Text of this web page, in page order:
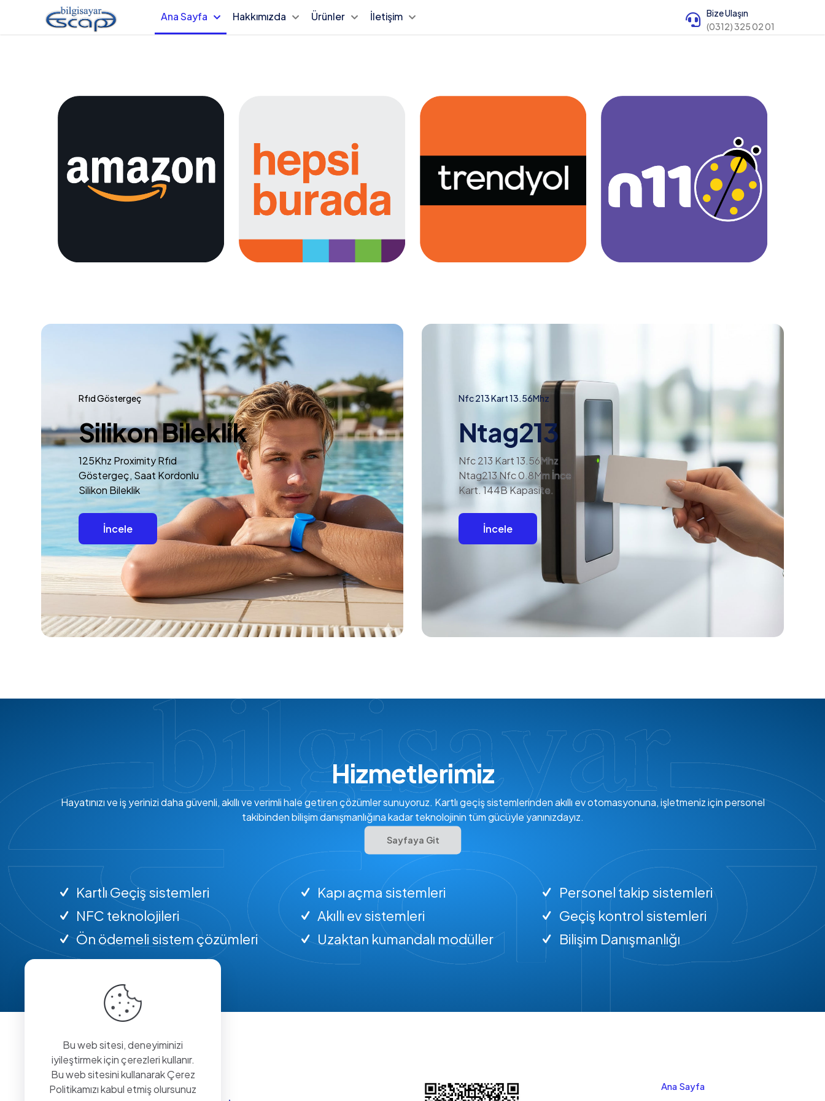
Ana Sayfa Hakkımızda Ürünler İletişim
Bize Ulaşın
(0312) 325 02 01
Rfıd Göstergeç
Silikon Bileklik
125Khz Proximity Rfıd
Göstergeç, Saat Kordonlu
Silikon Bileklik
İncele
Nfc 213 Kart 13.56Mhz
Ntag213
Nfc 213 Kart 13.56Mhz
Ntag213 Nfc 0.8Mm İnce
Kart. 144B Kapasite.
İncele
Hizmetlerimiz
Hayatınızı ve iş yerinizi daha güvenli, akıllı ve verimli hale getiren çözümler sunuyoruz. Kartlı geçiş sistemlerinden akıllı ev otomasyonuna, işletmeniz için personel
takibinden bilişim danışmanlığına kadar teknolojinin tüm gücüyle yanınızdayız.
Sayfaya Git
Kartlı Geçiş sistemleri
NFC teknolojileri
Ön ödemeli sistem çözümleri
Kapı açma sistemleri
Akıllı ev sistemleri
Uzaktan kumandalı modüller
Personel takip sistemleri
Geçiş kontrol sistemleri
Bilişim Danışmanlığı
Ana Sayfa
Bu web sitesi, deneyiminizi
iyileştirmek için çerezleri kullanır.
Bu web sitesini kullanarak Çerez
Politikamızı kabul etmiş olursunuz